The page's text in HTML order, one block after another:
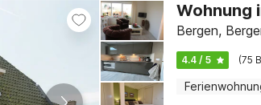
Wohnung
Bergen,
4.4 / 5 (75